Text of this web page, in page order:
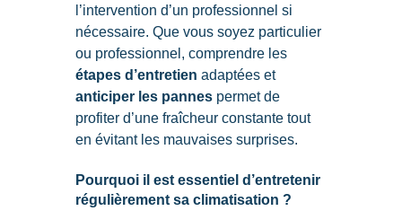
l’intervention d’un professionnel si
nécessaire. Que vous soyez particulier
ou professionnel, comprendre les
étapes d’entretien adaptées et
anticiper les pannes permet de
profiter d’une fraîcheur constante tout
en évitant les mauvaises surprises.
Pourquoi il est essentiel d’entretenir
régulièrement sa climatisation ?